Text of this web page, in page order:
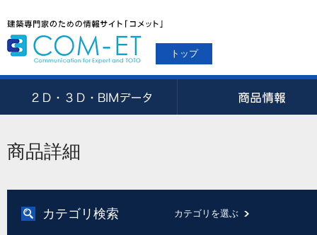
トップ
商品詳細
カテゴリ検索 カテゴリを選ぶ